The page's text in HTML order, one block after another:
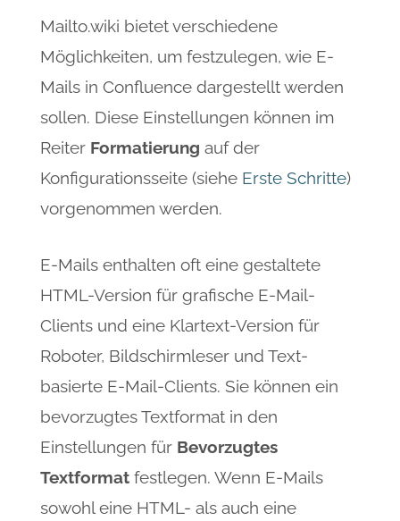
Mailto.wiki bietet verschiedene
Möglichkeiten, um festzulegen, wie E-
Mails in Confluence dargestellt werden
sollen. Diese Einstellungen können im
Reiter Formatierung auf der
Konfigurationsseite (siehe Erste Schritte)
vorgenommen werden.
E-Mails enthalten oft eine gestaltete
HTML-Version für grafische E-Mail-
Clients und eine Klartext-Version für
Roboter, Bildschirmleser und Text-
basierte E-Mail-Clients. Sie können ein
bevorzugtes Textformat in den
Einstellungen für Bevorzugtes
Textformatfestlegen. Wenn E-Mails
sowohl eine HTML- als auch eine